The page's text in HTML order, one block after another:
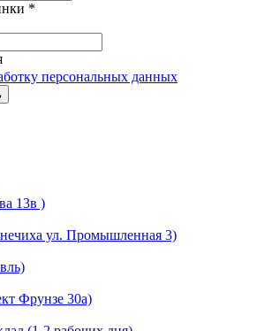
*
персональных данных
13в )
ул. Промышленная 3)
Фрунзе 30а)